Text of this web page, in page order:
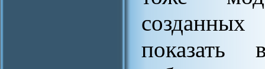
показать